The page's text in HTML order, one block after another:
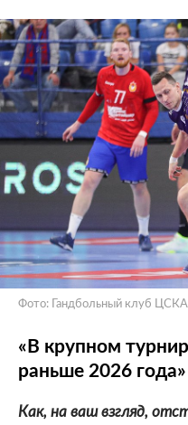
Фото: Гандбольный клуб ЦСКА
«В крупном
раньше 2026 года»
Как, на ваш взгляд,